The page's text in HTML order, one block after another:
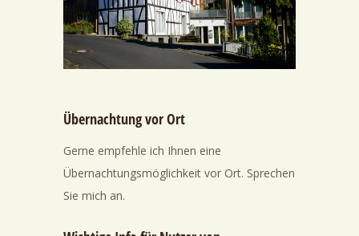
Übernachtung vor Ort
Gerne empfehle ich Ihnen eine
Übernachtungsmöglichkeit vor Ort. Sprechen
Sie mich an.